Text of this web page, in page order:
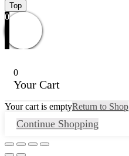
Top
0
0
Your Cart
Your cart is emptyReturn to Shop
Continue Shopping